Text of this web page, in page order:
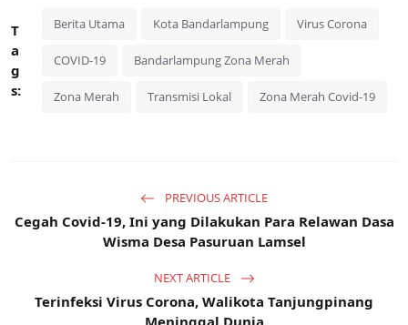
T
a
g
s:
Berita Utama Kota Bandarlampung Virus Corona
COVID-19 Bandarlampung Zona Merah
Zona Merah Transmisi Lokal Zona Merah Covid-19
PREVIOUS ARTICLE
Cegah Covid-19, Ini yang Dilakukan Para Relawan Dasa
Wisma Desa Pasuruan Lamsel
NEXT ARTICLE
Terinfeksi Virus Corona, Walikota Tanjungpinang
Meninggal Dunia